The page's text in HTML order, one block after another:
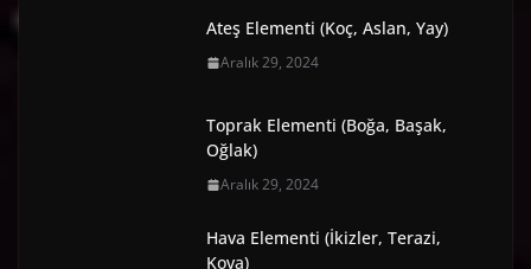
Ateş Elementi (Koç, Aslan, Yay)
Aralık 29, 2024
Toprak Elementi (Boğa, Başak,
Oğlak)
Aralık 29, 2024
Hava Elementi (İkizler, Terazi,
Kova)